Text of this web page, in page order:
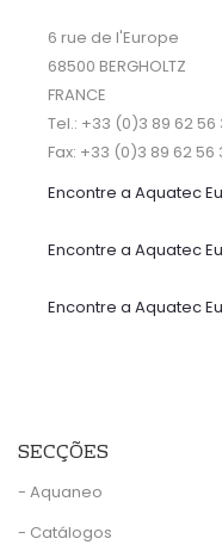
6 rue de l'Europe
68500 BERGHOLTZ
FRANCE
Tel.: +33 (0)3 89 62 56
Fax: +33 (0)3 89 62 56
Encontre a Aquatec
Encontre a Aquatec
Encontre a Aquatec
SECÇÕES
- Aquaneo
- Catálogos